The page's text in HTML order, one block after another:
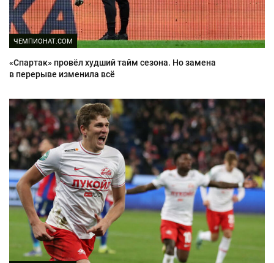
ЧЕМПИОНАТ.COM
«Спартак» провёл худший тайм сезона. Но замена
в перерыве изменила всё